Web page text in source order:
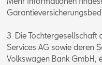
Mail schreiben
3 Die Tochtergesellschaft
Services AG sowie deren
Volkswagen Bank GmbH,